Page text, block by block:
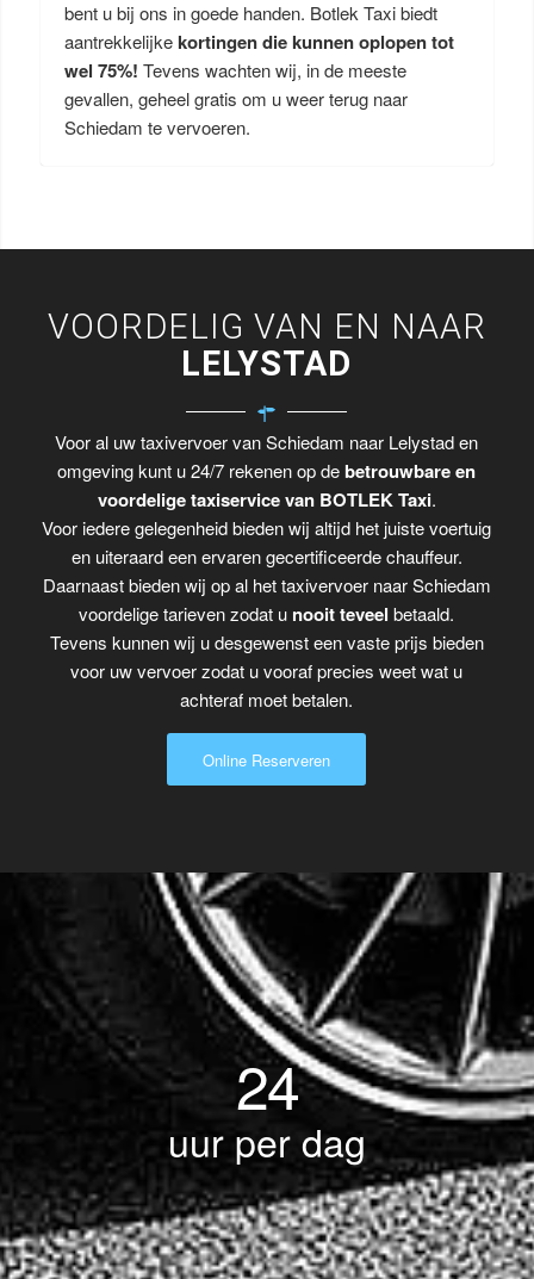
bent u bij ons in goede handen. Botlek Taxi biedt
aantrekkelijkekortingen die kunnen oplopen tot
wel 75%! Tevens wachten wij, in de meeste
gevallen, geheel gratis om u weer terug naar
Schiedam te vervoeren.
VOORDELIG VAN EN NAAR
LELYSTAD
Voor al uw taxivervoer van Schiedam naar Lelystad en
omgeving kunt u 24/7 rekenen op debetrouwbare en
voordelige taxiservice van BOTLEK Taxi.
Voor iedere gelegenheid bieden wij altijd het juiste voertuig
en uiteraard een ervaren gecertificeerde chauffeur.
Daarnaast bieden wij op al het taxivervoer naar Schiedam
voordelige tarieven zodat u nooit teveel betaald.
Tevens kunnen wij u desgewenst een vaste prijs bieden
voor uw vervoer zodat u vooraf precies weet wat u
achteraf moet betalen.
Online Reserveren
24
uur per dag